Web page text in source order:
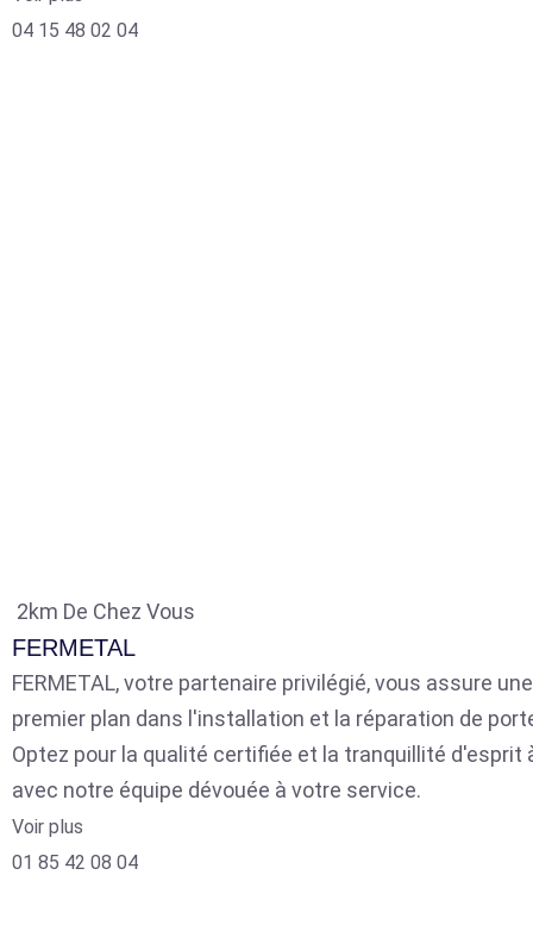
04 15 48 02 04
2km De Chez Vous
FERMETAL
FERMETAL, votre partenaire privilégié, vous assure
premier plan dans l'installation et la réparation de
Optez pour la qualité certifiée et la tranquillité d'esprit
avec notre équipe dévouée à votre service.
Voir plus
01 85 42 08 04